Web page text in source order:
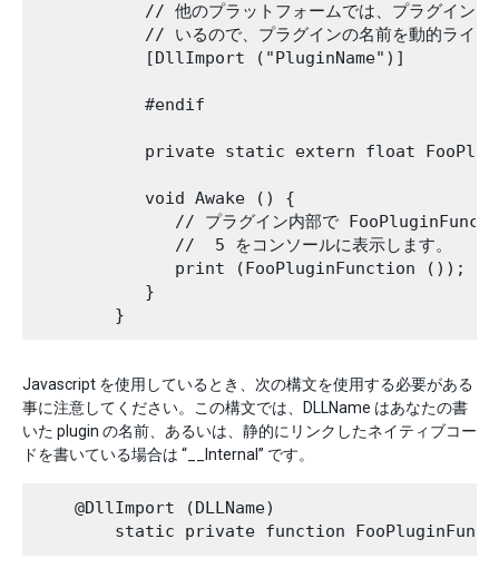
// 他のプラットフォームでは、プラグインを
// いるので、プラグインの名前を動的ライブ
           [DllImport ("PluginName")]
           #endif
private static extern float
           void Awake () {
// プラグイン内部で
              //  5 をコンソールに表示します。
              print (FooPluginFunction ());
           }
Javascript を使用しているとき、次の構文を使用する必要がある
事に注意してください。この構文では、DLLName はあなたの書
いた plugin の名前、あるいは、静的にリンクしたネイティブコー
ドを書いている場合は “__Internal” です。
    @DllImport (DLLName)